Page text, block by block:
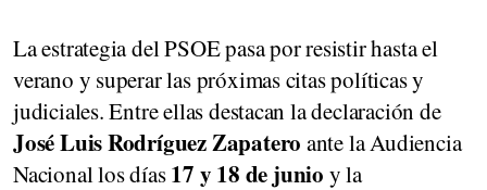
La estrategia del PSOE pasa por resistir hasta el
verano y superar las próximas citas políticas y
judiciales. Entre ellas destacan la declaración de
José Luis Rodríguez Zapatero ante la Audiencia
Nacional los días17 y 18 de junio y la